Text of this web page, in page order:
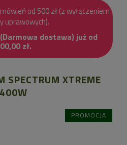
od 500 zł (z wyłączeniem
uprawowych).
dostawa) już od
zł.
SPECTRUM XTREME
400W
PROMOCJA